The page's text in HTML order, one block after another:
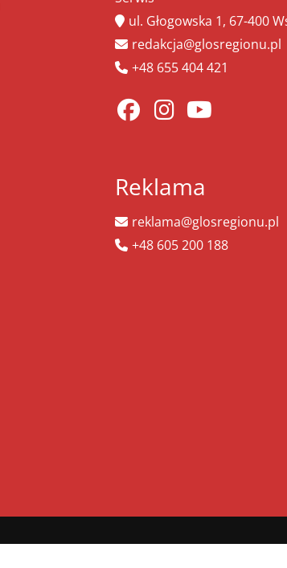
ul. Głogowska 1, 67-400
redakcja@glosregionu.pl
+48 655 404 421
Reklama
reklama@glosregionu.pl
+48 605 200 188